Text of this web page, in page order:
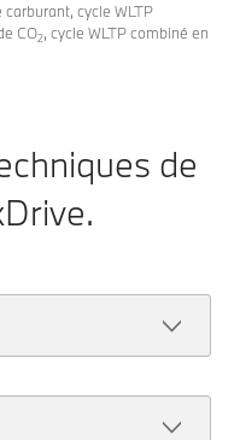
cycle WLTP
CO2, cycle WLTP combiné en
de